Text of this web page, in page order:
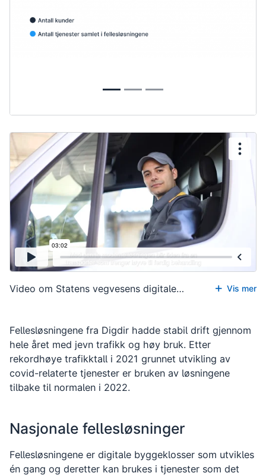
Vis mer
Video om Statens vegvesens digitale
Fellesløsningene fra Digdir hadde stabil drift gjennom
hele året med jevn trafikk og høy bruk. Etter
rekordhøye trafikktall i 2021 grunnet utvikling av
covid-relaterte tjenester er bruken av løsningene
tilbake til normalen i 2022.
Nasjonale fellesløsninger
Fellesløsningene er digitale byggeklosser som utvikles
én gang og deretter kan brukes i tjenester som det